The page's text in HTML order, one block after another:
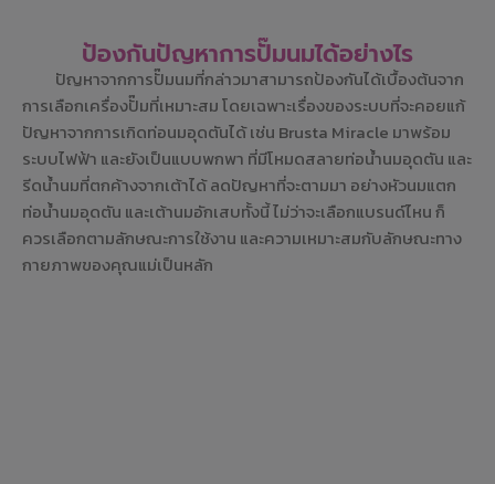
ป้องกันปัญหาการปั๊มนมได้อย่างไร
ปัญหาจากการปั๊มนมที่กล่าวมาสามารถป้องกันได้เบื้องต้นจาก
การเลือกเครื่องปั๊มที่เหมาะสม โดยเฉพาะเรื่องของระบบที่จะคอยแก้
ปัญหาจากการเกิดท่อนมอุดตันได้ เช่น Brusta Miracle มาพร้อม
ระบบไฟฟ้า และยังเป็นแบบพกพา ที่มีโหมดสลายท่อน้ำนมอุดตัน และ
รีดน้ำนมที่ตกค้างจากเต้าได้ ลดปัญหาที่จะตามมา อย่างหัวนมแตก
ท่อน้ำนมอุดตัน และเต้านมอักเสบทั้งนี้ ไม่ว่าจะเลือกแบรนด์ไหน ก็
ควรเลือกตามลักษณะการใช้งาน และความเหมาะสมกับลักษณะทาง
กายภาพของคุณแม่เป็นหลัก